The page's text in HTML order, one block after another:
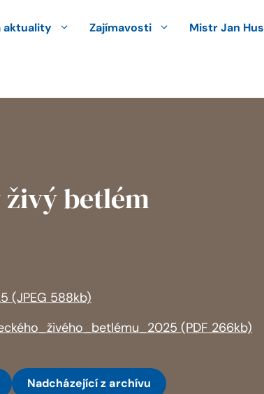
aktuality Zajímavosti Mistr Jan Hus
betlém
(JPEG 588kb)
(PDF 266kb)
Nadcházejícíz archívu